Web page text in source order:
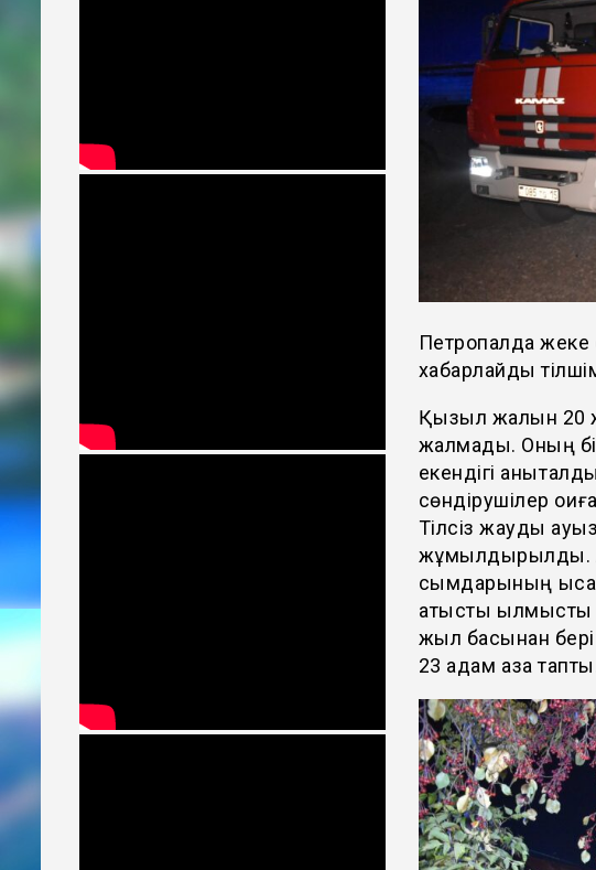
Петропалда жеке
хабарлайды
Қызыл жалын 20
жалмады. Оның
екендігі
сөндірушілер
Тілсіз жауды
жұмылдырылды.
сымдарының
қатысты
жыл басынан бері
23 адам қаза